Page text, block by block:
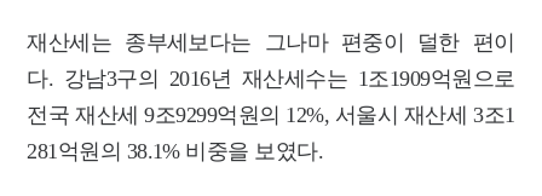
재산세는 종부세보다는 그나마 편중이 덜한 편이
다. 강남3구의 2016년 재산세수는 1조1909억원으로
전국 재산세 9조9299억원의 12%, 서울시 재산세 3조1
281억원의 38.1% 비중을 보였다.